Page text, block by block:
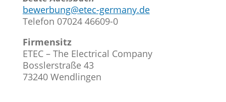
bewerbung@etec-germany.de
Telefon 07024 46609-0
Firmensitz
ETEC – The Electrical Company
Bosslerstraße 43
73240 Wendlingen